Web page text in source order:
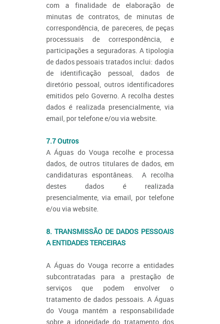
com a finalidade de elaboração de
minutas de contratos, de minutas de
correspondência, de pareceres, de peças
processuais de correspondência, e
participações a seguradoras. A tipologia
de dados pessoais tratados inclui: dados
de identificação pessoal, dados de
diretório pessoal, outros identificadores
emitidos pelo Governo. A recolha destes
dados é realizada presencialmente, via
email, por telefone e/ou via website.
7.7 Outros
A Águas do Vouga recolhe e processa
dados, de outros titulares de dados, em
candidaturas espontâneas. A recolha
destes dados é realizada
presencialmente, via email, por telefone
e/ou via website.
8. TRANSMISSÃO DE DADOS PESSOAIS
A ENTIDADES TERCEIRAS
A Águas do Vouga recorre a entidades
subcontratadas para a prestação de
serviços que podem envolver o
tratamento de dados pessoais. A Águas
do Vouga mantém a responsabilidade
sobre a idoneidade do tratamento dos